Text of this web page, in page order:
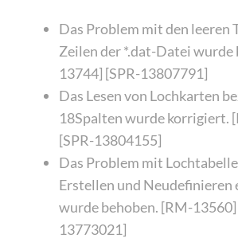
Das Problem mit den leeren
Zeilen der *.dat-Datei wurde
13744] [SPR-13807791]
Das Lesen von Lochkarten
18Spalten wurde korrigiert.
[SPR-13804155]
Das Problem mit
Erstellen und Neudefinieren
wurde behoben. [RM-13560]
13773021]